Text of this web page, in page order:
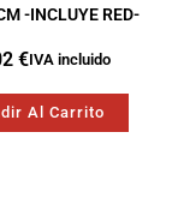
-INCLUYE RED-
€IVA incluido
Al Carrito